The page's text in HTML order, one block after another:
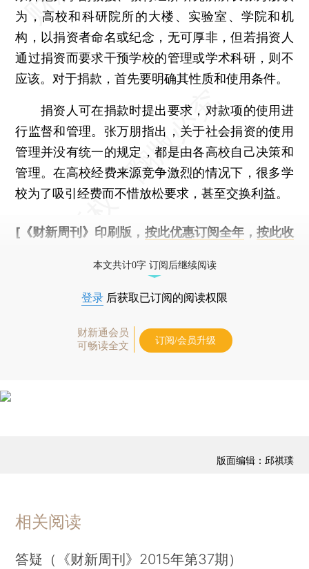
为，高校和科研院所的大楼、实验室、学院和机
构，以捐资者命名或纪念，无可厚非，但若捐资人
通过捐资而要求干预学校的管理或学术科研，则不
应该。对于捐款，首先要明确其性质和使用条件。
捐资人可在捐款时提出要求，对款项的使用进
行监督和管理。张万朋指出，关于社会捐资的使用
管理并没有统一的规定，都是由各高校自己决策和
管理。在高校经费来源竞争激烈的情况下，很多学
校为了吸引经费而不惜放松要求，甚至交换利益。
[《财新周刊》印刷版， 按此优惠订阅全年， 按此收
本文共计0字 订阅后继续阅读
登录 后获取已订阅的阅读权限
财新通会员
可畅读全文
订阅/会员升级
版面编辑：邱祺璞
相关阅读
答疑（《财新周刊》2015年第37期）